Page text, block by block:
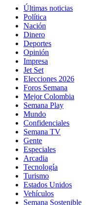
Últimas noticias
Política
Nación
Dinero
Deportes
Opinión
Impresa
Jet Set
Elecciones 2026
Foros Semana
Mejor Colombia
Semana Play
Mundo
Confidenciales
Semana TV
Gente
Especiales
Arcadia
Tecnología
Turismo
Estados Unidos
Vehículos
Semana Sostenible